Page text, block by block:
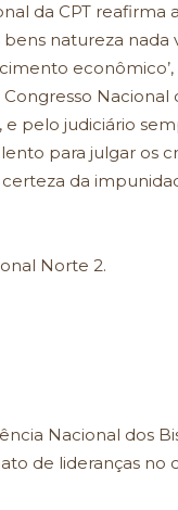
da CPT
bens natureza
Congresso
pelo judiciário
para julgar os
da
Norte 2.
Nacional dos
de lideranças no